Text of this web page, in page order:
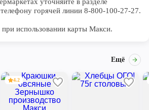
горячей линии 8-800-100-27-27.
использовании карты Макси.
Ещё
4.2